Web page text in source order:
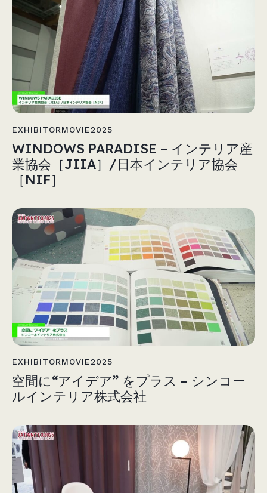
EXHIBITORMOVIE2025
WINDOWS PARADISE – インテリア産
業協会［JIIA］/日本インテリア協会
［NIF］
EXHIBITORMOVIE2025
空間に“アイデア” をプラス – シンコー
ルインテリア株式会社